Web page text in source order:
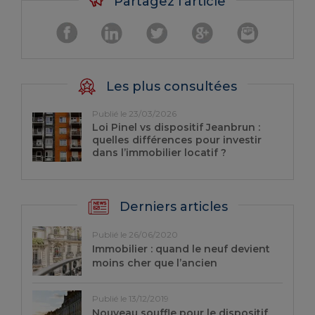
Les plus consultées
Publié le 23/03/2026
Loi Pinel vs dispositif Jeanbrun :
quelles différences pour investir
dans l’immobilier locatif ?
Derniers articles
Publié le 26/06/2020
Immobilier : quand le neuf devient
moins cher que l’ancien
Publié le 13/12/2019